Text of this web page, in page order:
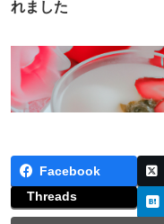
れました
Facebook
Threads